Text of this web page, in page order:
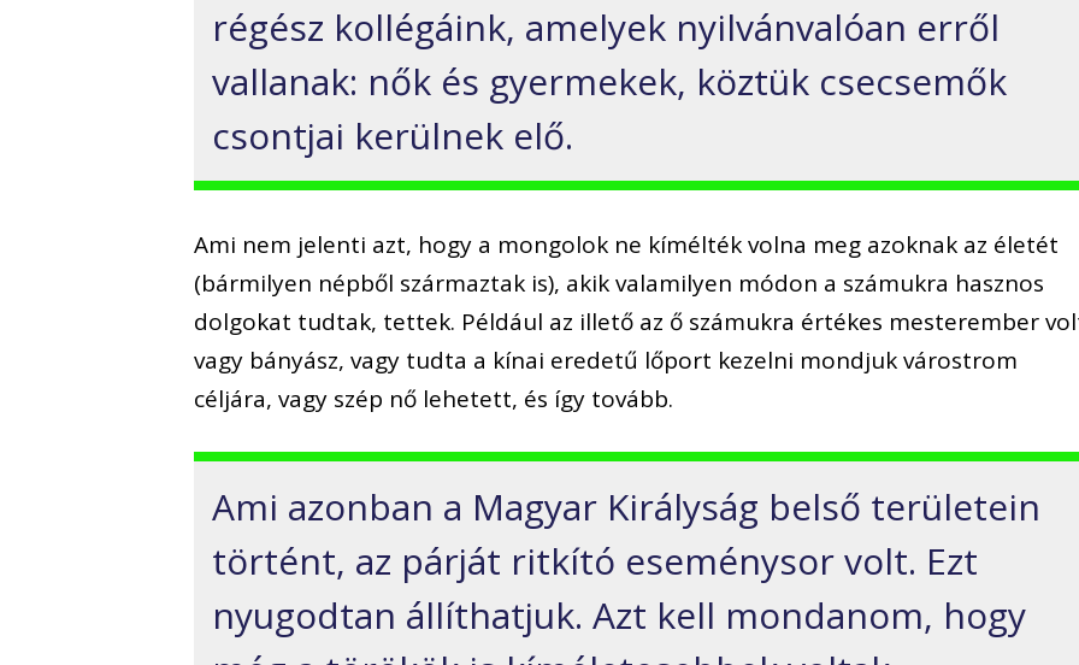
régész kollégáink, amelyek nyilvánvalóan erről
vallanak: nők és gyermekek, köztük csecsemők
csontjai kerülnek elő.
Ami nem jelenti azt, hogy a mongolok ne kímélték volna meg azoknak az életét
(bármilyen népből származtak is), akik valamilyen módon a számukra hasznos
dolgokat tudtak, tettek. Például az illető az ő számukra értékes mesterember
vagy bányász, vagy tudta a kínai eredetű lőport kezelni mondjuk várostrom
céljára, vagy szép nő lehetett, és így tovább.
Ami azonban a Magyar Királyság belső területein
történt, az párját ritkító eseménysor volt. Ezt
nyugodtan állíthatjuk. Azt kell mondanom, hogy